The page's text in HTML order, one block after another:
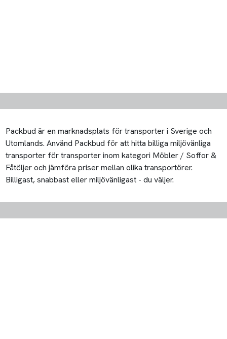
Packbud är en marknadsplats för transporter i Sverige och
Utomlands. Använd Packbud för att hitta billiga miljövänliga
transporter för transporter inom kategori Möbler / Soffor &
Fåtöljer och jämföra priser mellan olika transportörer.
Billigast, snabbast eller miljövänligast - du väljer.